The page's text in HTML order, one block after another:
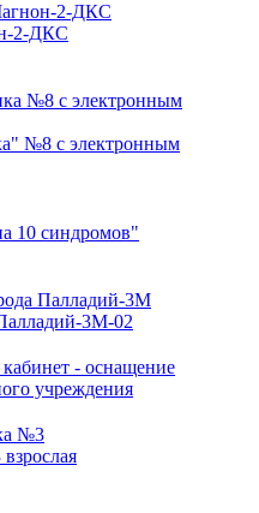
2-ДКС
№8 с электронным
10 синдромов"
3М-02
учреждения